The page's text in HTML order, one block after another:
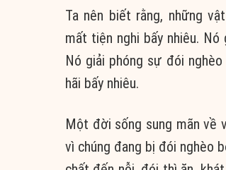
Ta nên biết rằng, những
mất tiện nghi bấy nhiêu. Nó
Nó giải phóng sự đói
hãi bấy nhiêu.
Một đời sống sung mãn về
vì chúng đang bị đói nghèo